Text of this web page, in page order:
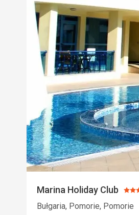
Marina Holiday Club
4/5
Bułgaria, Pomorie, Pomorie